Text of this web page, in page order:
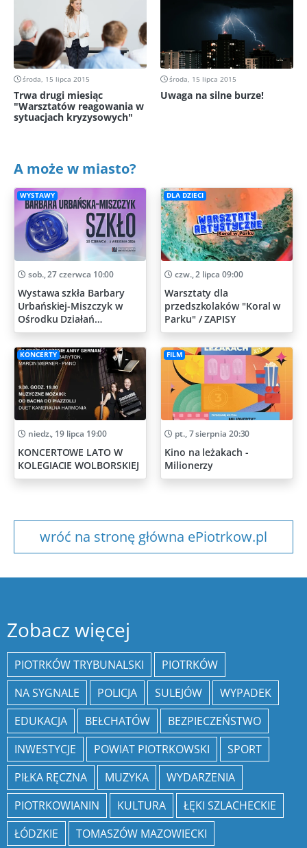
środa, 15 lipca 2015
Trwa drugi miesiąc
"Warsztatów reagowania w
sytuacjach kryzysowych"
środa, 15 lipca 2015
Uwaga na silne burze!
A może w miasto?
WYSTAWY
sob., 27 czerwca 10:00
Wystawa szkła Barbary
Urbańskiej-Miszczyk w
Ośrodku Działań
Artystycznych
DLA DZIECI
czw., 2 lipca 09:00
Warsztaty dla
przedszkolaków "Koral w
Parku" / ZAPISY
KONCERTY
niedz., 19 lipca 19:00
KONCERTOWE LATO W
KOLEGIACIE WOLBORSKIEJ
FILM
pt., 7 sierpnia 20:30
Kino na leżakach -
Milionerzy
wróć na stronę główna ePiotrkow.pl
Zobacz więcej
PIOTRKÓW TRYBUNALSKI
PIOTRKÓW
NA SYGNALE
POLICJA SULEJÓW
WYPADEK
EDUKACJA
BEŁCHATÓW
BEZPIECZEŃSTWO
INWESTYCJE
POWIAT PIOTRKOWSKI
SPORT
PIŁKA RĘCZNA
MUZYKA
WYDARZENIA
PIOTRKOWIANIN
KULTURA
ŁĘKI SZLACHECKIE
ŁÓDZKIE
TOMASZÓW MAZOWIECKI